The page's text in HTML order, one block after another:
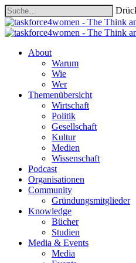
Skip
to
main
Close
Search
search
Menu
About
Warum
Wie
Wer
Themenübersicht
Wirtschaft
Politik
Gesellschaft
Kultur
Medien
Wissenschaft
Podcast
Organisationen
Community
Gründungsmitglieder
Knowledge
Bücher
Studien
Media & Events
Media